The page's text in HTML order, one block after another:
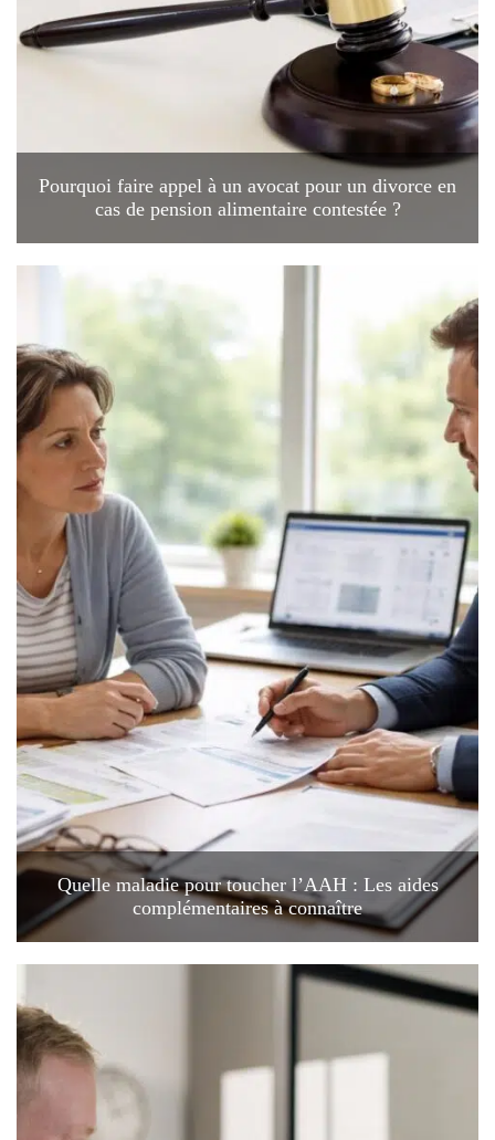
Pourquoi faire appel à un avocat pour un divorce en
cas de pension alimentaire contestée ?
Quelle maladie pour toucher l’AAH : Les aides
complémentaires à connaître